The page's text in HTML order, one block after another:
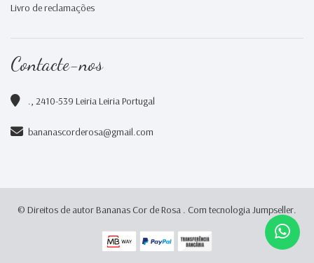
Livro de reclamações
Contacte-nos
., 2410-539 Leiria Leiria Portugal
bananascorderosa@gmail.com
© Direitos de autor Bananas Cor de Rosa . Com tecnologia Jumpseller.